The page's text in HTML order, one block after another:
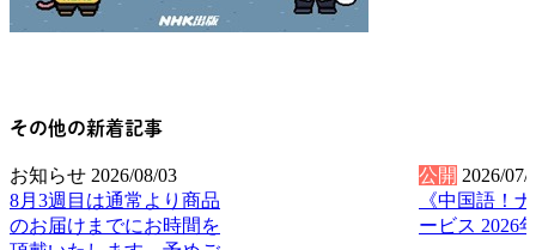
その他の新着記事
お知らせ 2026/08/03
8月3週目は通常より商品
のお届けまでにお時間を
公開 2026/07/
《中国語！
ービス 2026